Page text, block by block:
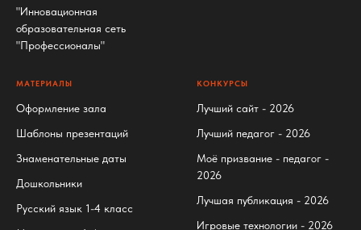
"Инновационная
образовательная сеть
"Профессионалы"
МАТЕРИАЛЫ
Оформление зала
Шаблоны презентаций
Знаменательные даты
Дошкольники
Русский язык 1-4 класс
КОНКУРСЫ
Лучший сайт - 2026
Лучший педагог - 2026
Моё призвание - педагог -
2026
Лучшая публикация - 2026
Игровые технологии - 2026